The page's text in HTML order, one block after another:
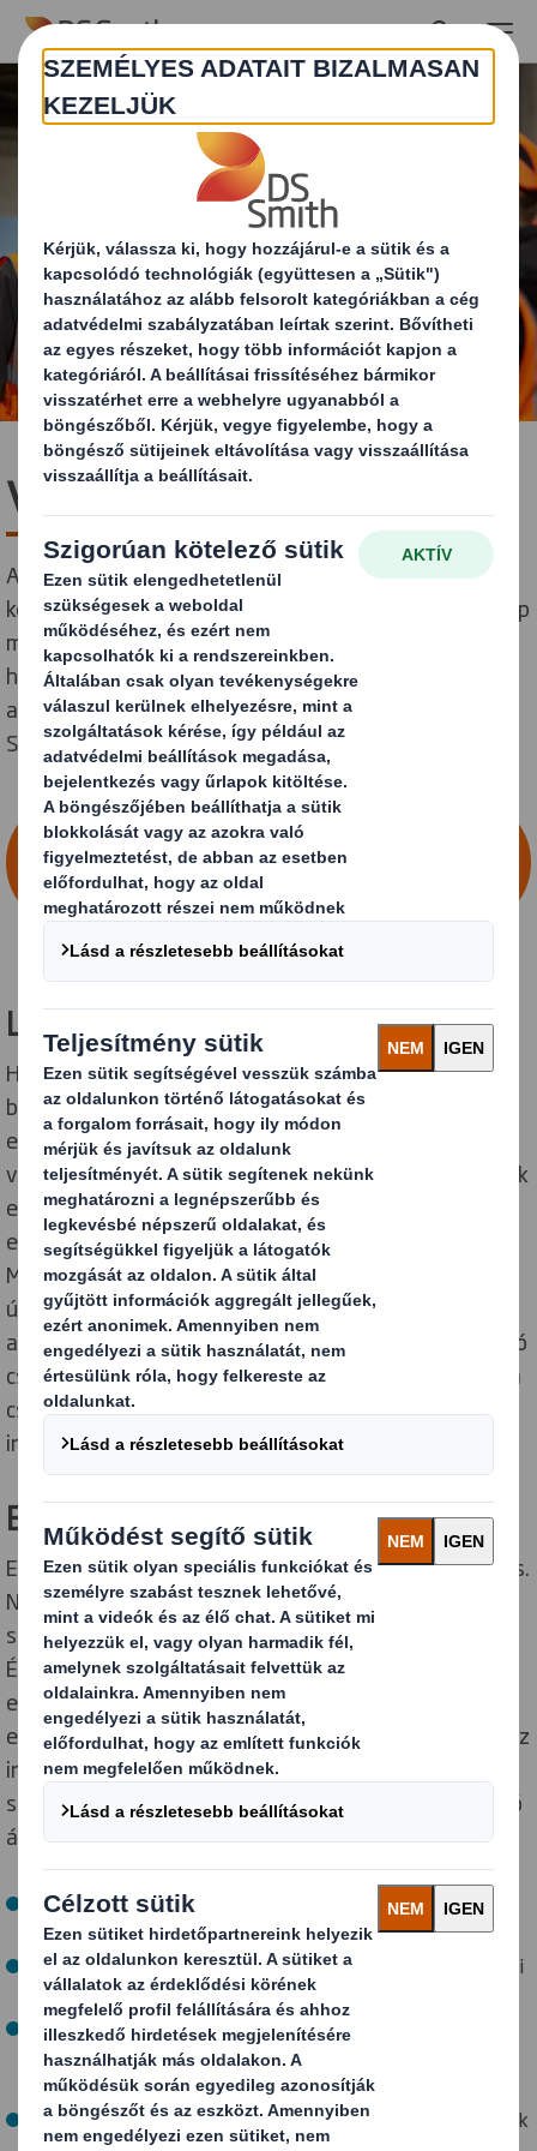
Skip to main content
Változást hozunk
A DS Smith vagyunk. Nemcsak csomagolásokat
készítünk, amelyeket szinte a világ minden pontján nap
mint nap használnak. Az egész iparágban változást
hozunk, olyan emberekkel, akik osztoznak
ambícióinkban és pozitív változást akarnak elérni.
Szeretne csatlakozni hozzánk?
BÖNGÉSSZEN AZ ÁLLÁSAJÁNLATOK
KÖZÖTT ÉS FEDEZZE FEL ÚJ KARRIERJÉT
A DS SMITH-NÉL
Légyen önmaga, formálja a jövőt
Hiszünk abban, hogy egy jobb, fenntarthatóbb és
befogadóbb jövőt teremthetünk, ha a megfelelő
embereket hozzuk össze. Olyan embereket, akik
valóban vágynak arra, hogy tegyenek. Akik támogatják
egymást, ugyanakkor többre és jobbra buzdítják
egymást, hogy munkájukkal változást érjenek el.
Minden nap. Küldetésünk a csomagolás
újraértelmezése egy változó világban; az innovatív új
anyagoktól a tervezésen át, a gyökeres változást hozó
csomagolásfejlesztésig, adatokig. Ez az, ami inspirálja
csapatunkat szerte a világon. Reméljük, hogy Önt is
inspirálja.
Együtt változást hozunk
Elkötelezettek vagyunk, hogy előmozdítsuk a változás.
Nemcsak a környezetünk, hanem közösségeink és a
szélesebb társadalunk érdekében is. Európa-szerte és
Észak-Amerikában olyan kultúrát építettünk ki, amely
elősegíti az önazonos megnyilvánulást, egymás
elfogadását, teret ad a kreativitásnak és támogatja az
innovációt, amely mindannyiunkat segít az alacsony
szén-dioxid-kibocsátású, körforgásos gazdaságra való
átállásban.
Aktív munkavállalói érdekképviseleti csoportjaink
sokszínű közösségeinket képviselik.
Az Ellen MacArthur Alapítvány mindössze 19 stratégiai
partnere vagyunk.
Egyike vagyunk annak a hét csomagolási vállalatnak a
világon, akik elkötelezték magukat az ENSZ Race to
Zero mellett.
Feső vezetésünk több mint harmada nő, ebből 37%-uk